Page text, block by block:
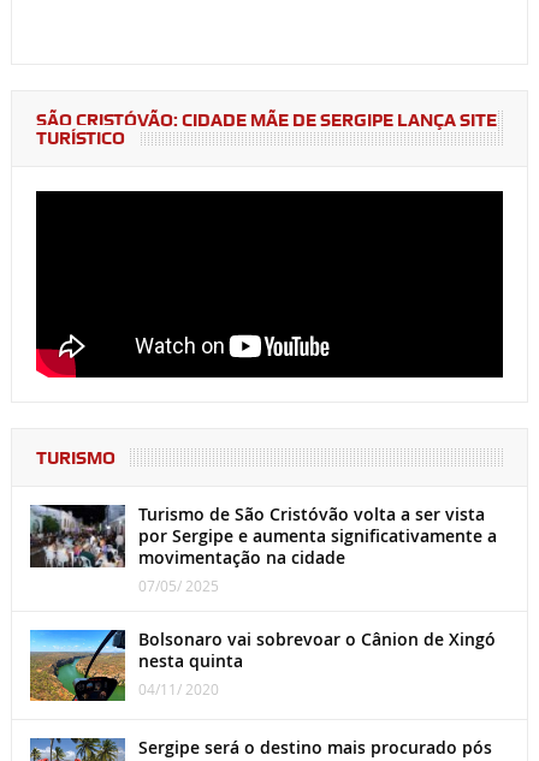
SÃO CRISTÓVÃO: CIDADE MÃE DE SERGIPE LANÇA SITE
TURÍSTICO
TURISMO
Turismo de São Cristóvão volta a ser vista
por Sergipe e aumenta significativamente a
movimentação na cidade
07/05/ 2025
Bolsonaro vai sobrevoar o Cânion de Xingó
nesta quinta
04/11/ 2020
Sergipe será o destino mais procurado pós